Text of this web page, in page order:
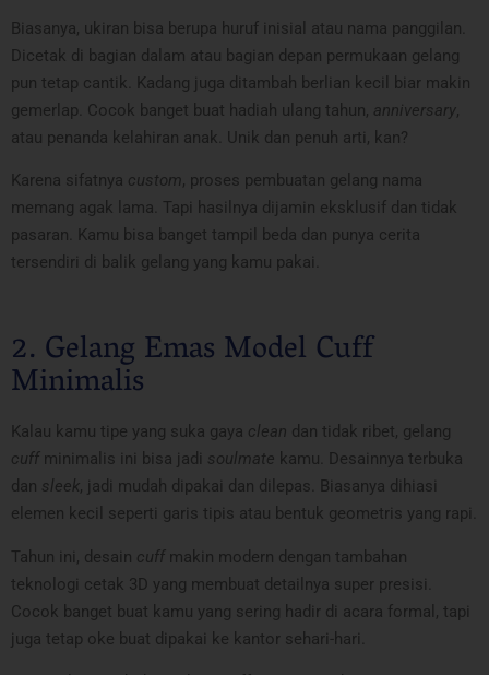
Biasanya, ukiran bisa berupa huruf inisial atau nama panggilan.
Dicetak di bagian dalam atau bagian depan permukaan gelang
pun tetap cantik. Kadang juga ditambah berlian kecil biar makin
gemerlap. Cocok banget buat hadiah ulang tahun, anniversary,
atau penanda kelahiran anak. Unik dan penuh arti, kan?
Karena sifatnya custom, proses pembuatan gelang nama
memang agak lama. Tapi hasilnya dijamin eksklusif dan tidak
pasaran. Kamu bisa banget tampil beda dan punya cerita
tersendiri di balik gelang yang kamu pakai.
2. Gelang Emas Model Cuff
Minimalis
Kalau kamu tipe yang suka gaya clean dan tidak ribet, gelang
cuffminimalis ini bisa jadi soulmate kamu. Desainnya terbuka
dan sleek, jadi mudah dipakai dan dilepas. Biasanya dihiasi
elemen kecil seperti garis tipis atau bentuk geometris yang rapi.
Tahun ini, desain cuffmakin modern dengan tambahan
teknologi cetak 3D yang membuat detailnya super presisi.
Cocok banget buat kamu yang sering hadir di acara formal, tapi
juga tetap oke buat dipakai ke kantor sehari-hari.